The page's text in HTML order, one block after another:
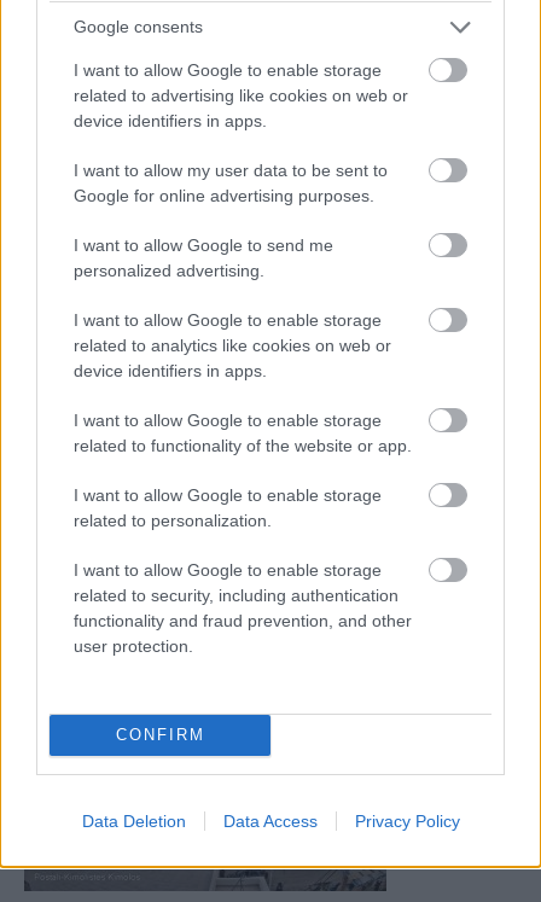
Google consents
I want to allow Google to enable storage
related to advertising like cookies on web or
device identifiers in apps.
I want to allow my user data to be sent to
Google for online advertising purposes.
I want to allow Google to send me
personalized advertising.
I want to allow Google to enable storage
related to analytics like cookies on web or
device identifiers in apps.
I want to allow Google to enable storage
related to functionality of the website or app.
I want to allow Google to enable storage
related to personalization.
I want to allow Google to enable storage
related to security, including authentication
functionality and fraud prevention, and other
user protection.
CONFIRM
Data Deletion Data Access Privacy Policy
αποθηκεύστε το όνομα, το ηλεκτρονικό ταχυδρομείο και
τον ιστότοπό μου σε αυτό το πρόγραμμα περιήγησης για την
επόμενη φορά που θα σχολιάσω.
Live Camera Streaming – Ψάθη